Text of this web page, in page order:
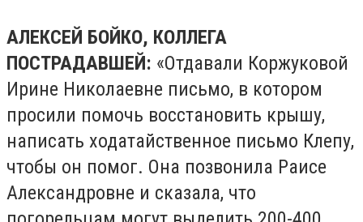
АЛЕКСЕЙ БОЙКО, КОЛЛЕГА
ПОСТРАДАВШЕЙ: «Отдавали Коржуковой
Ирине Николаевне письмо, в котором
просили помочь восстановить крышу,
написать ходатайственное письмо Клепу,
чтобы он помог. Она позвонила Раисе
Александровне и сказала, что